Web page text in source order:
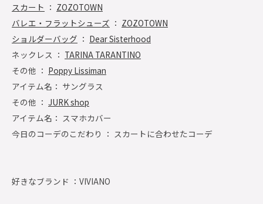
スカート ： ZOZOTOWN
バレエ・フラットシューズ ： ZOZOTOWN
ショルダーバッグ ： Dear Sisterhood
ネックレス ： TARINA TARANTINO
その他 ： Poppy Lissiman
アイテム名： サングラス
その他 ： JURK shop
アイテム名： スマホカバー
今日のコーデのこだわり ： スカートに合わせたコーデ
好きなブランド ： VIVIANO